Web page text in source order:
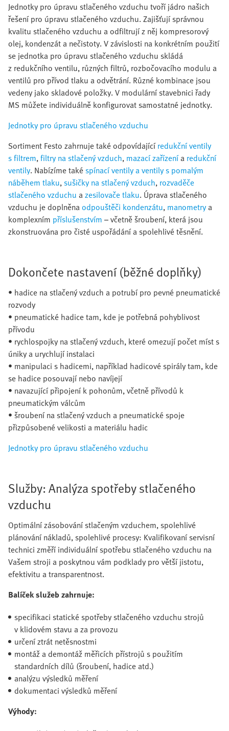
Jednotky pro úpravu stlačeného vzduchu tvoří jádro našich
řešení pro úpravu stlačeného vzduchu. Zajišťují správnou
kvalitu stlačeného vzduchu a odfiltrují z něj kompresorový
olej, kondenzát a nečistoty. V závislosti na konkrétním použití
se jednotka pro úpravu stlačeného vzduchu skládá
z redukčního ventilu, různých filtrů, rozbočovacího modulu a
ventilů pro přívod tlaku a odvětrání. Různé kombinace jsou
vedeny jako skladové položky. V modulární stavebnici řady
MS můžete individuálně konfigurovat samostatné jednotky.
Jednotky pro úpravu stlačeného vzduchu
Sortiment Festo zahrnuje také odpovídajícíredukční ventily
s filtrem,filtry na stlačený vzduch, mazací zařízenía redukční
ventily. Nabízíme takéspínací ventily a ventily s pomalým
náběhem tlaku,sušičky na stlačený vzduch, rozvaděče
stlačeného vzduchu azesilovače tlaku. Úprava stlačeného
vzduchu je doplněnaodpouštěči kondenzátu, manometrya
komplexním příslušenstvím – včetně šroubení, která jsou
zkonstruována pro čisté uspořádání a spolehlivé těsnění.
Dokončete nastavení (běžné doplňky)
• hadice na stlačený vzduch a potrubí pro pevné pneumatické
rozvody
• pneumatické hadice tam, kde je potřebná pohyblivost
přívodu
• rychlospojky na stlačený vzduch, které omezují počet míst s
úniky a urychlují instalaci
• manipulaci s hadicemi, například hadicové spirály tam, kde
se hadice posouvají nebo navíjejí
• navazující připojení k pohonům, včetně přívodů k
pneumatickým válcům
• šroubení na stlačený vzduch a pneumatické spoje
přizpůsobené velikosti a materiálu hadic
Jednotky pro úpravu stlačeného vzduchu
Služby: Analýza spotřeby stlačeného
vzduchu
Optimální zásobování stlačeným vzduchem, spolehlivé
plánování nákladů, spolehlivé procesy: Kvalifikovaní servisní
technici změří individuální spotřebu stlačeného vzduchu na
Vašem stroji a poskytnou vám podklady pro větší jistotu,
efektivitu a transparentnost.
Balíček služeb zahrnuje:
specifikaci statické spotřeby stlačeného vzduchu strojů
v klidovém stavu a za provozu
určení ztrát netěsnostmi
montáž a demontáž měřicích přístrojů s použitím
standardních dílů (šroubení, hadice atd.)
analýzu výsledků měření
dokumentaci výsledků měření
Výhody: